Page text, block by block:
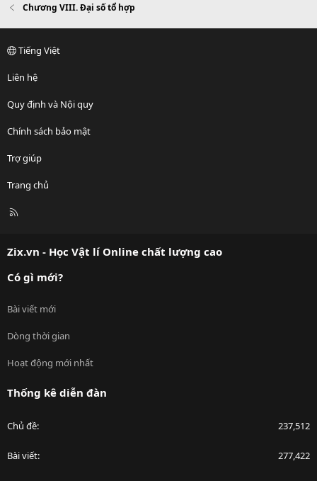
Chương VIII. Đại số tổ hợp
Tiếng Việt
Liên hệ
Quy định và Nội quy
Chính sách bảo mật
Trợ giúp
Trang chủ
R
Zix.vn - Học Vật lí Online chất lượng cao
Có gì mới?
Bài viết mới
Dòng thời gian
Hoạt động mới nhất
Thống kê diễn đàn
Chủ đề 237,512
Bài viết 277,422